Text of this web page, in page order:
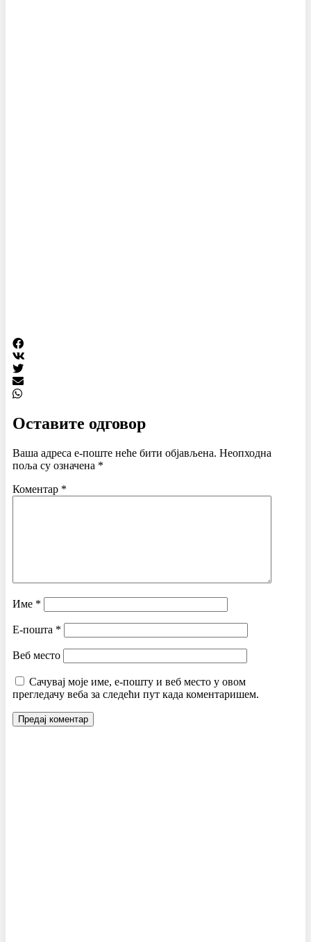
Оставите одговор
Ваша адреса е-поште неће бити објављена. Неопходна
поља су означена *
Коментар *
Име *
Е-пошта *
Веб место
Сачувај моје име, е-пошту и веб место у овом
прегледачу веба за следећи пут када коментаришем.